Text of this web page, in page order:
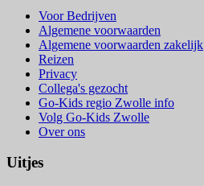
Voor Bedrijven
Algemene voorwaarden
Algemene voorwaarden zakelijk
Reizen
Privacy
Collega's gezocht
Go-Kids regio Zwolle info
Volg Go-Kids Zwolle
Over ons
Uitjes